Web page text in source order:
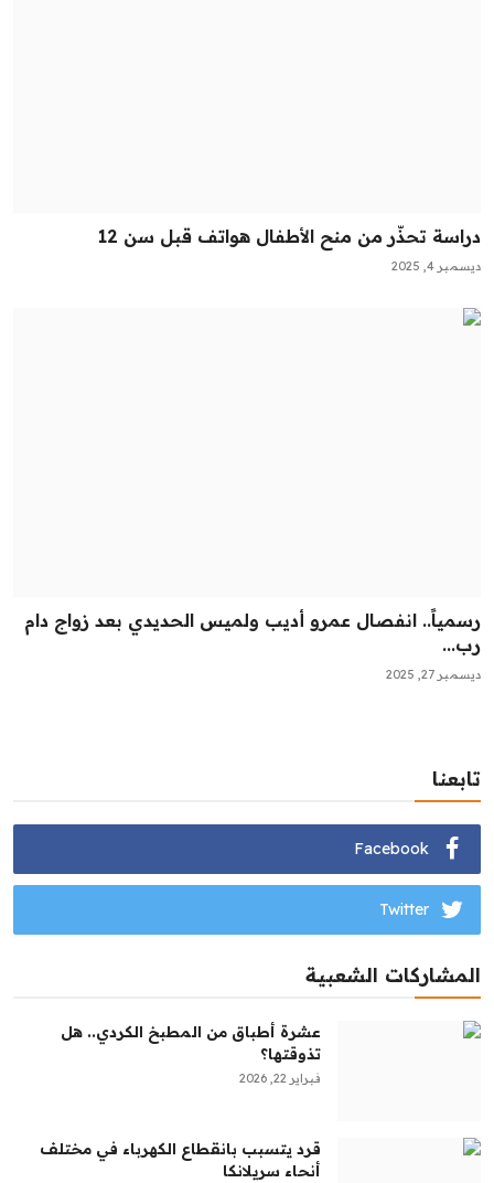
دراسة تحذّر من منح الأطفال هواتف قبل سن 12
ديسمبر 4, 2025
رسمياً.. انفصال عمرو أديب ولميس الحديدي بعد زواج دام
رب...
ديسمبر 27, 2025
تابعنا
Facebook
Twitter
المشاركات الشعبية
عشرة أطباق من المطبخ الكردي.. هل
تذوقتها؟
فبراير 22, 2026
قرد يتسبب بانقطاع الكهرباء في مختلف
أنحاء سريلانكا